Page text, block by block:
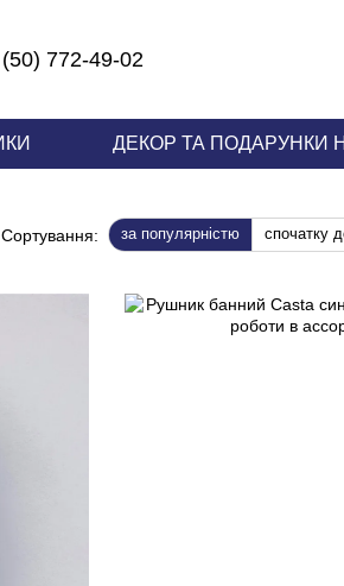
772-49-02
ДЕКОР ТА ПОДАРУНКИ
Сортування: за популярністю спочатку